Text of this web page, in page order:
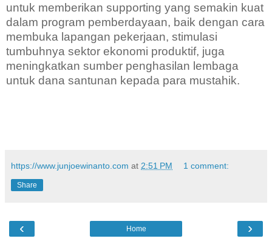
untuk memberikan supporting yang semakin kuat
dalam program pemberdayaan, baik dengan cara
membuka lapangan pekerjaan, stimulasi
tumbuhnya sektor ekonomi produktif, juga
meningkatkan sumber penghasilan lembaga
untuk dana santunan kepada para mustahik.
https://www.junjoewinanto.com at 2:51 PM 1 comment:
Share
‹ ›
Home